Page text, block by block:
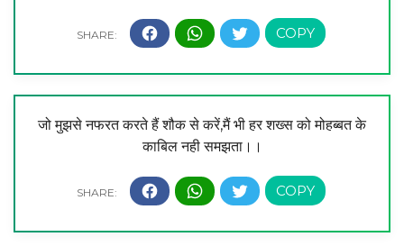
जो मुझसे नफरत करते हैं शौक से करें,मैं भी हर शख्स को मोहब्बत के
काबिल नही समझता।।